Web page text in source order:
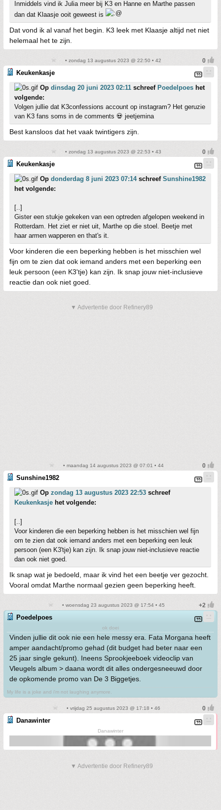
Inmiddels vind ik Julia meer bij K3 en Hanne en Marthe passen
dan dat Klaasje ooit geweest is
Dat vond ik al vanaf het begin. K3 leek met Klaasje altijd net niet
helemaal het te zijn.
• zondag 13 augustus 2023 @ 22:50 • 42
Keukenkasje
Op dinsdag 20 juni 2023 02:11 schreef Poedelpoes het
volgende:
Volgen jullie dat K3confessions account op instagram? Het geruzie
van K3 fans soms in de comments 💀 jeetjemina
Best kansloos dat het vaak twintigers zijn.
• zondag 13 augustus 2023 @ 22:53 • 43
Keukenkasje
Op donderdag 8 juni 2023 07:14schreef Sunshine1982
het volgende:
[..]
Gister een stukje gekeken van een optreden afgelopen weekend in
Rotterdam. Het ziet er niet uit, Marthe op die stoel. Beetje met
haar armen wapperen en that's it.
Voor kinderen die een beperking hebben is het misschien wel
fijn om te zien dat ook iemand anders met een beperking een
leuk persoon (een K3'tje) kan zijn. Ik snap jouw niet-inclusieve
reactie dan ook niet goed.
▼ Advertentie door Refinery89
• maandag 14 augustus 2023 @ 07:01 • 44
Sunshine1982
Op zondag 13 augustus 2023 22:53 schreef
Keukenkasje het volgende:
[..]
Voor kinderen die een beperking hebben is het misschien wel fijn
om te zien dat ook iemand anders met een beperking een leuk
persoon (een K3'tje) kan zijn. Ik snap jouw niet-inclusieve reactie
dan ook niet goed.
Ik snap wat je bedoeld, maar ik vind het een beetje ver gezocht.
Vooral omdat Marthe normaal gezien geen beperking heeft.
• woensdag 23 augustus 2023 @ 17:54 • 45
Poedelpoes
ok doei
Vinden jullie dit ook nie een hele messy era. Fata Morgana heeft
amper aandacht/promo gehad (dit budget had beter naar een
25 jaar single gekunt). Ineens Sprookjeeboek videoclip van
Vleugels album > daana wordt dit alles ondergesneeuwd door
de opkomende promo van De 3 Biggetjes.
My life is a joke and i'm not laughing anymore.
• vrijdag 25 augustus 2023 @ 17:18 • 46
Danawinter
Danawinter
▼ Advertentie door Refinery89